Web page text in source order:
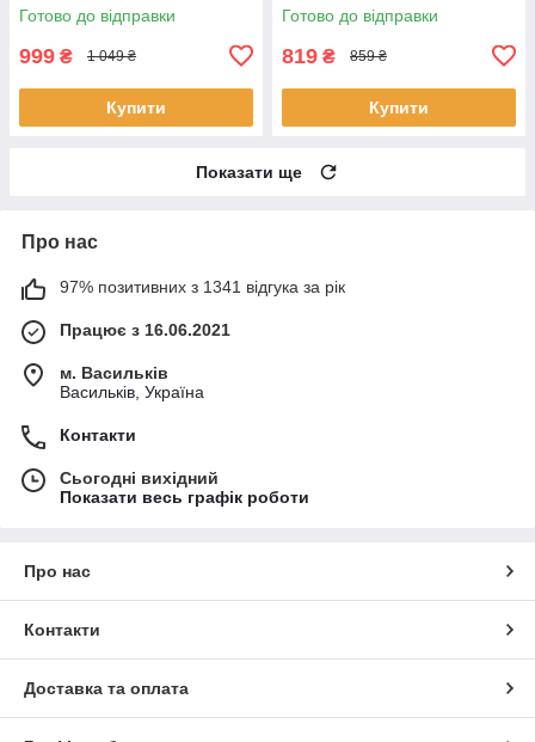
Готово до відправки
999 ₴ 1 049 ₴
Купити
Готово до відправки
819 ₴ 859 ₴
Купити
Показати ще
Про нас
97% позитивних з 1341 відгука за рік
Працює з 16.06.2021
м. Васильків
Васильків, Україна
Контакти
Сьогодні вихідний
Показати весь графік роботи
Про нас
Контакти
Доставка та оплата